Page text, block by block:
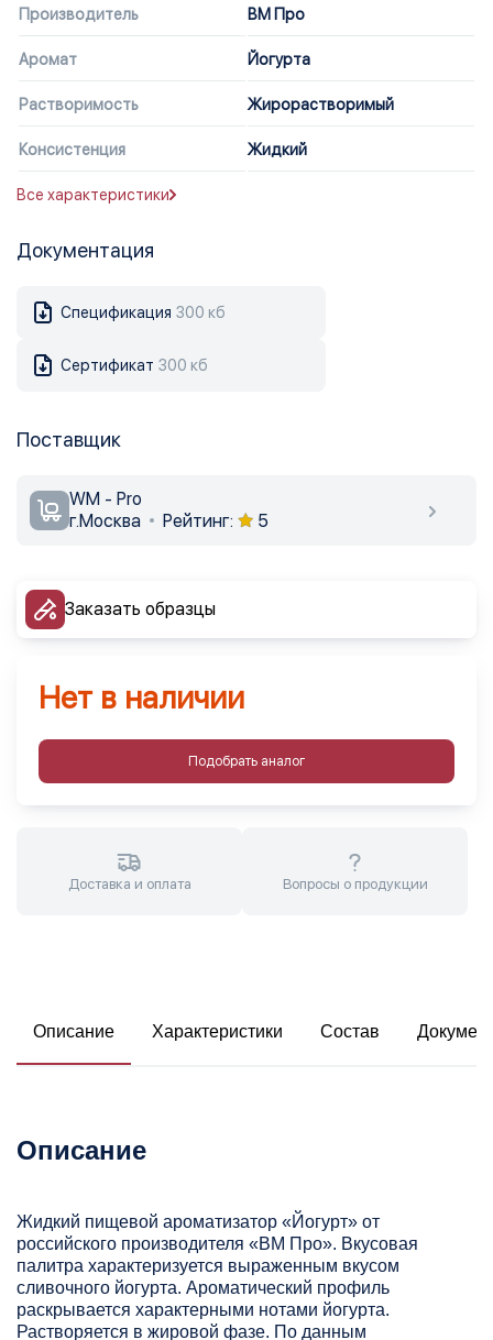
Производитель ВМ Про
Аромат Йогурта
Растворимость Жирорастворимый
Консистенция Жидкий
Все характеристики
Документация
Спецификация 300 кб
Сертификат 300 кб
Поставщик
WM - Pro
г.Москва
Рейтинг: 5
Заказать образцы
Нет в наличии
Подобрать аналог
Доставка и оплата Вопросы о продукции
Описание Характеристики Состав
Описание
Жидкий пищевой ароматизатор «Йогурт» от
российского производителя «ВМ Про». Вкусовая
палитра характеризуется выраженным вкусом
сливочного йогурта. Ароматический профиль
раскрывается характерными нотами йогурта.
Растворяется в жировой фазе. По данным